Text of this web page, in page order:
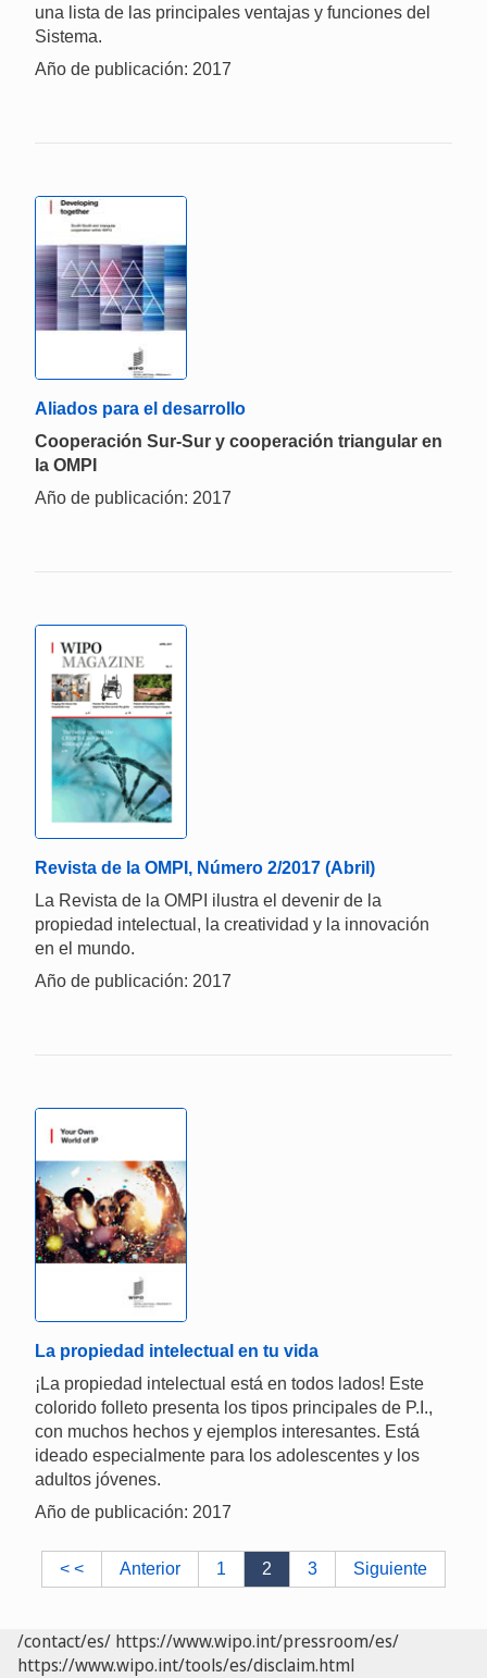
una lista de las principales ventajas y funciones del
Sistema.
Año de publicación: 2017
Aliados para el desarrollo
Cooperación Sur-Sur y cooperación triangular en
la OMPI
Año de publicación: 2017
Revista de la OMPI, Número 2/2017 (Abril)
La Revista de la OMPI ilustra el devenir de la
propiedad intelectual, la creatividad y la innovación
en el mundo.
Año de publicación: 2017
La propiedad intelectual en tu vida
¡La propiedad intelectual está en todos lados! Este
colorido folleto presenta los tipos principales de P.I.,
con muchos hechos y ejemplos interesantes. Está
ideado especialmente para los adolescentes y los
adultos jóvenes.
Año de publicación: 2017
< < Anterior 1 2 3 Siguiente
/contact/es/ https://www.wipo.int/pressroom/es/
https://www.wipo.int/tools/es/disclaim.html